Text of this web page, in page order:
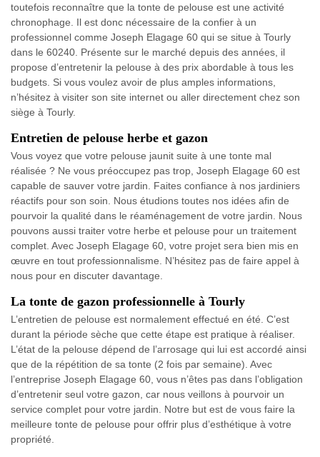
toutefois reconnaître que la tonte de pelouse est une activité
chronophage. Il est donc nécessaire de la confier à un
professionnel comme Joseph Elagage 60 qui se situe à Tourly
dans le 60240. Présente sur le marché depuis des années, il
propose d’entretenir la pelouse à des prix abordable à tous les
budgets. Si vous voulez avoir de plus amples informations,
n’hésitez à visiter son site internet ou aller directement chez son
siège à Tourly.
Entretien de pelouse herbe et gazon
Vous voyez que votre pelouse jaunit suite à une tonte mal
réalisée ? Ne vous préoccupez pas trop, Joseph Elagage 60 est
capable de sauver votre jardin. Faites confiance à nos jardiniers
réactifs pour son soin. Nous étudions toutes nos idées afin de
pourvoir la qualité dans le réaménagement de votre jardin. Nous
pouvons aussi traiter votre herbe et pelouse pour un traitement
complet. Avec Joseph Elagage 60, votre projet sera bien mis en
œuvre en tout professionnalisme. N’hésitez pas de faire appel à
nous pour en discuter davantage.
La tonte de gazon professionnelle à Tourly
L’entretien de pelouse est normalement effectué en été. C’est
durant la période sèche que cette étape est pratique à réaliser.
L’état de la pelouse dépend de l’arrosage qui lui est accordé ainsi
que de la répétition de sa tonte (2 fois par semaine). Avec
l’entreprise Joseph Elagage 60, vous n’êtes pas dans l’obligation
d’entretenir seul votre gazon, car nous veillons à pourvoir un
service complet pour votre jardin. Notre but est de vous faire la
meilleure tonte de pelouse pour offrir plus d’esthétique à votre
propriété.